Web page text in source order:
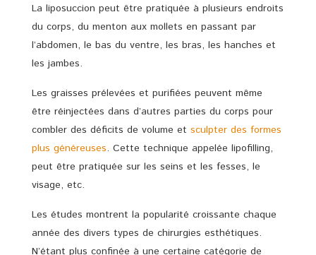
La liposuccion peut être pratiquée à plusieurs endroits
du corps, du menton aux mollets en passant par
l’abdomen, le bas du ventre, les bras, les hanches et
les jambes.
Les graisses prélevées et purifiées peuvent même
être réinjectées dans d’autres parties du corps pour
combler des déficits de volume et sculpter des formes
plus généreuses. Cette technique appelée lipofilling,
peut être pratiquée sur les seins et les fesses, le
visage, etc.
Les études montrent la popularité croissante chaque
année des divers types de chirurgies esthétiques.
N’étant plus confinée à une certaine catégorie de